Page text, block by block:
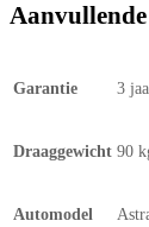
Garantie 3
Draaggewicht 90
Automodel